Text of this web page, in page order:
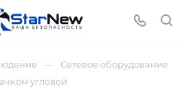
— Сетевое оборудование
угловой